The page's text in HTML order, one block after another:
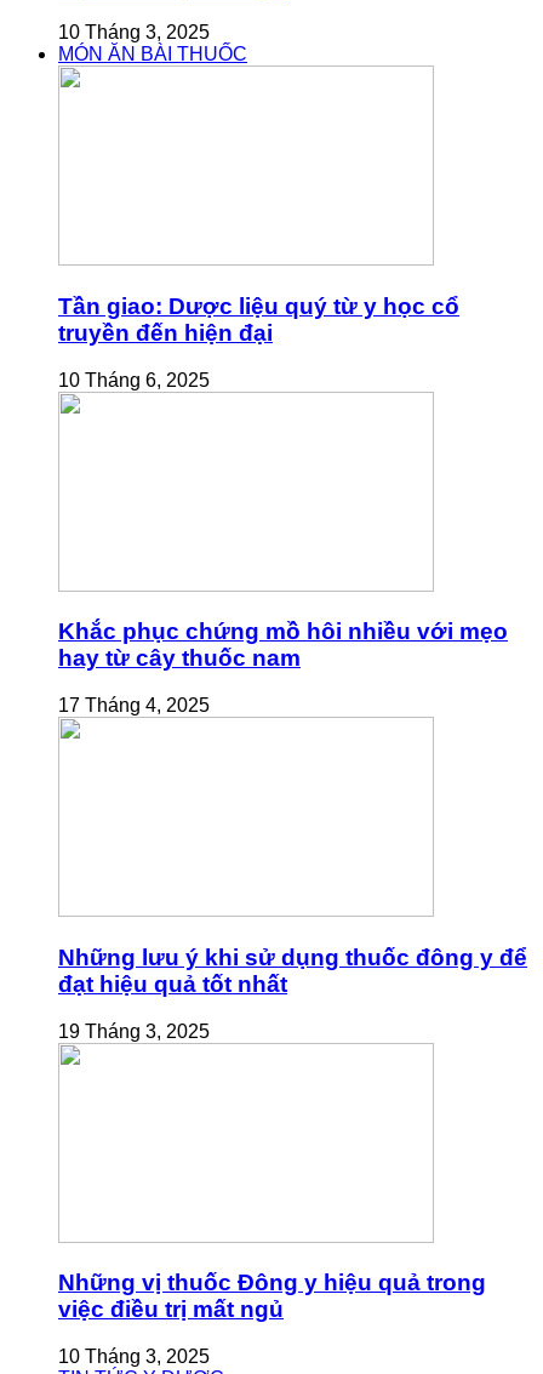
10 Tháng 3, 2025
MÓN ĂN BÀI THUỐC
Tần giao: Dược liệu quý từ y học cổ
truyền đến hiện đại
10 Tháng 6, 2025
Khắc phục chứng mồ hôi nhiều với mẹo
hay từ cây thuốc nam
17 Tháng 4, 2025
Những lưu ý khi sử dụng thuốc đông y để
đạt hiệu quả tốt nhất
19 Tháng 3, 2025
Những vị thuốc Đông y hiệu quả trong
việc điều trị mất ngủ
10 Tháng 3, 2025